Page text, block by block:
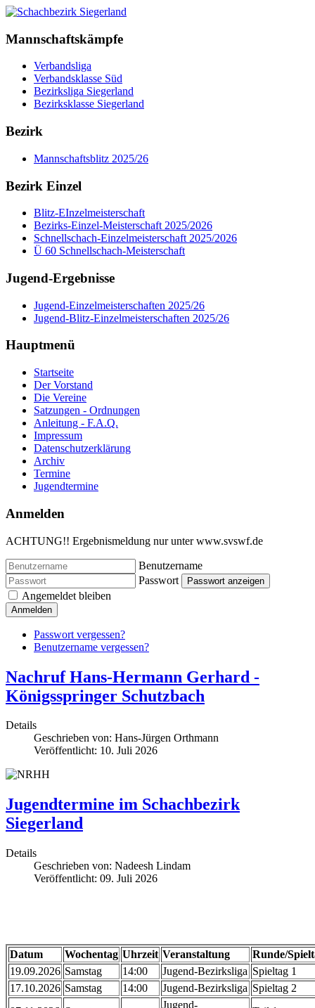
Mannschaftskämpfe
Verbandsliga
Verbandsklasse Süd
Bezirksliga Siegerland
Bezirksklasse Siegerland
Bezirk
Mannschaftsblitz 2025/26
Bezirk Einzel
Blitz-EInzelmeisterschaft
Bezirks-Einzel-Meisterschaft 2025/2026
Schnellschach-Einzelmeisterschaft 2025/2026
Ü 60 Schnellschach-Meisterschaft
Jugend-Ergebnisse
Jugend-Einzelmeisterschaften 2025/26
Jugend-Blitz-Einzelmeisterschaften 2025/26
Hauptmenü
Startseite
Der Vorstand
Die Vereine
Satzungen - Ordnungen
Anleitung - F.A.Q.
Impressum
Datenschutzerklärung
Archiv
Termine
Jugendtermine
Anmelden
ACHTUNG!! Ergebnismeldung nur unter www.svswf.de
Benutzername
Passwort
Passwort anzeigen
Angemeldet bleiben
Anmelden
Passwort vergessen?
Benutzername vergessen?
Nachruf Hans-Hermann Gerhard -
Königsspringer Schutzbach
Details
Geschrieben von: Hans-Jürgen Orthmann
Veröffentlicht: 10. Juli 2026
Jugendtermine im Schachbezirk
Siegerland
Details
Geschrieben von: Nadeesh Lindam
Veröffentlicht: 09. Juli 2026
Datum Wochentag Uhrzeit Veranstaltung
Runde/
19.09.2026 Samstag 14:00 Jugend-Bezirksliga Spieltag 1
17.10.2026 Samstag 14:00 Jugend-Bezirksliga Spieltag 2
Jugend-